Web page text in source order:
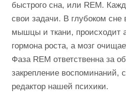
быстрого сна, или REM.
свои задачи. В глубоком сне
мышцы и ткани, происходит
гормона роста, а мозг
Фаза REM ответственна за
закрепление воспоминаний,
редактор нашей психики.